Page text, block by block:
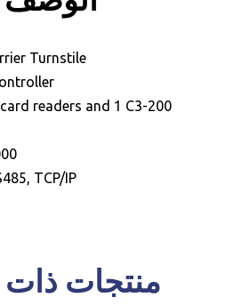
Turnstile
readers and 1 C3-200
TCP/IP
منتجات
للحجز و